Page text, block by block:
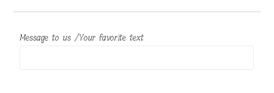
Message to us /Your favorite text